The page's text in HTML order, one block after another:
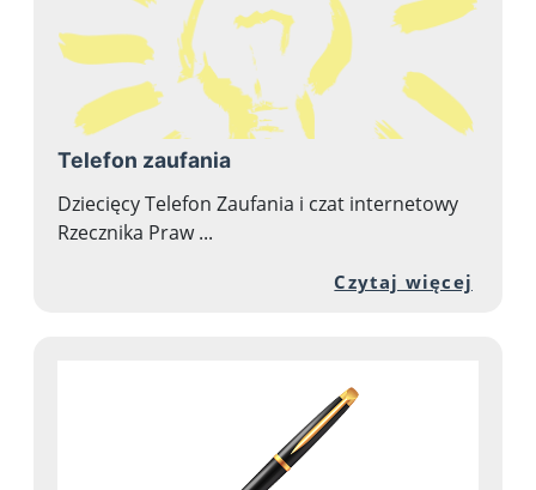
Telefon zaufania
Dziecięcy Telefon Zaufania i czat internetowy
Rzecznika Praw ...
Czytaj więcej